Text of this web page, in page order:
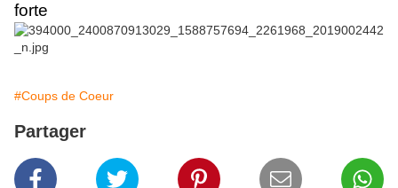
forte
#Coups de Coeur
Partager